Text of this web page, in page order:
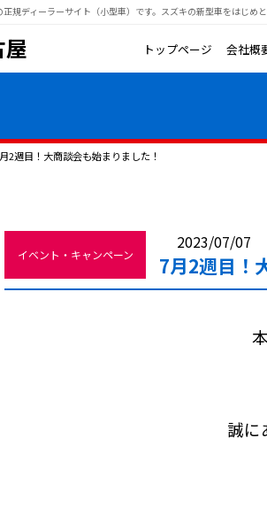
規ディーラーサイト（小型車）です。 スズキの新型車をはじめ
トップページ 会社概
2週目！大商談会も始まりました！
イベント・キャンペーン
2023/07/07
7月2週目！
誠